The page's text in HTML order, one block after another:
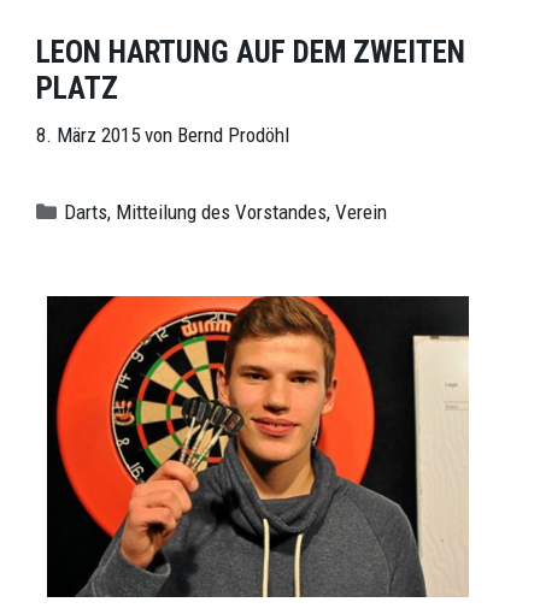
LEON HARTUNG AUF DEM ZWEITEN
PLATZ
8. März 2015 von Bernd Prodöhl
Kategorien
Darts, Mitteilung des Vorstandes,Verein